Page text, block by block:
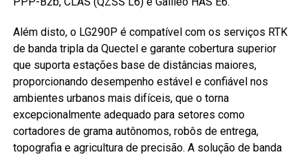
Além disto, o LG290P é compatível com os serviços RTK
de banda tripla da Quectel e garante cobertura superior
que suporta estações base de distâncias maiores,
proporcionando desempenho estável e confiável nos
ambientes urbanos mais difíceis, que o torna
excepcionalmente adequado para setores como
cortadores de grama autônomos, robôs de entrega,
topografia e agricultura de precisão. A solução de banda